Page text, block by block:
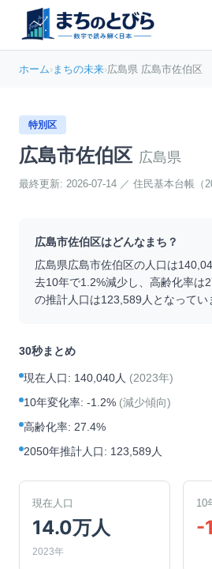
ホーム›まちの未来›広島県 広島市佐伯区
特別区
広島市佐伯区 広島県
最終更新: 2026-07-14 ／ 住民基本台帳（
広島市佐伯区はどんなまち？
広島県広島市佐伯区の人口は
去10年で1.2%減少し、高齢化率は
の推計人口は123,589 人となってい
30秒まとめ
現在人口: 140,040人 (2023年)
10年変化率: -1.2% (減少傾向)
高齢化率: 27.4%
2050年推計人口: 123,589人
現在人口
14.0万人
2023年
10
-